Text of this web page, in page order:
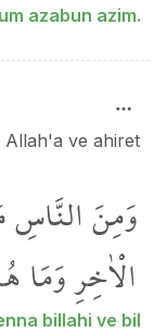
azabun azim.
Allah'a ve ahiret
وَمِنَالنَّاسِ
الْاٰخِرِوَمَا
billahi ve bil